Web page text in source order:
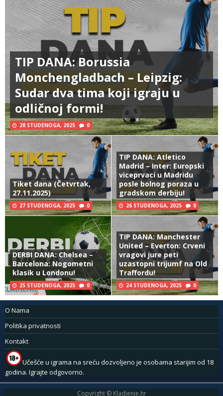
TIP DANA: Borussia
Monchengladbach – Leipzig:
Sudar dva tima koji igraju u
odličnoj formi!
28 STUDENOGA, 2025 0
Tiket dana (Četvrtak,
27.11.2025)
27 STUDENOGA, 2025 0
TIP DANA: Atletico
Madrid – Inter: Europski
viceprvaci u Madridu
posle bolnog poraza u
gradskom derbiju!
26 STUDENOGA, 2025 0
DERBI DANA: Chelsea –
Barcelona: Nogometni
klasik u Londonu!
25 STUDENOGA, 2025 0
TIP DANA: Manchester
United – Everton: Crveni
vragovi jure peti
uzastopni trijumf na Old
Traffordu!
24 STUDENOGA, 2025 0
O Nama
Politika privatnosti
Kontakt
Učešće u igrama na sreću dozvoljeno je osobama starijim od 18
godina. Igrajte odgovorno.
Copyright © Kladjenje.hr